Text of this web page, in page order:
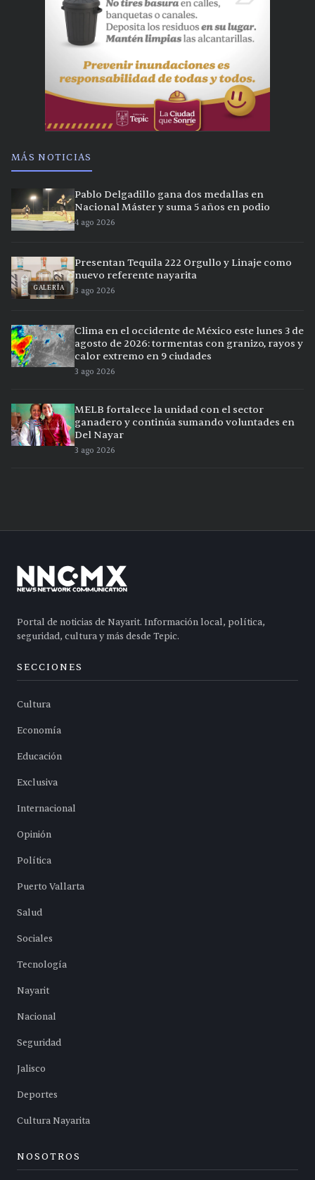
MÁS NOTICIAS
Pablo Delgadillo gana dos medallas en
Nacional Máster y suma 5 años en podio
4 ago 2026
GALERÍA
Presentan Tequila 222 Orgullo y Linaje como
nuevo referente nayarita
3 ago 2026
Clima en el occidente de México este lunes 3 de
agosto de 2026: tormentas con granizo, rayos y
calor extremo en 9 ciudades
3 ago 2026
MELB fortalece la unidad con el sector
ganadero y continúa sumando voluntades en
Del Nayar
3 ago 2026
Portal de noticias de Nayarit. Información local, política,
seguridad, cultura y más desde Tepic.
SECCIONES
Cultura
Economía
Educación
Exclusiva
Internacional
Opinión
Política
Puerto Vallarta
Salud
Sociales
Tecnología
Nayarit
Nacional
Seguridad
Jalisco
Deportes
Cultura Nayarita
NOSOTROS